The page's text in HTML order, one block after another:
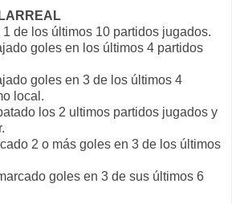
de los últimos 10 partidos jugados.
goles en los últimos 4 partidos
goles en 3 de los últimos 4
local.
los 2 ultimos partidos jugados y
2 o más goles en 3 de los últimos
goles en 3 de sus últimos 6